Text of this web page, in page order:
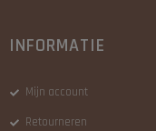
INFORMATIE
Mijn account
Retourneren